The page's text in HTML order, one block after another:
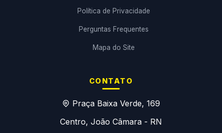
Política de Privacidade
Perguntas Frequentes
Mapa do Site
CONTATO
Praça Baixa Verde, 169
Centro, João Câmara - RN